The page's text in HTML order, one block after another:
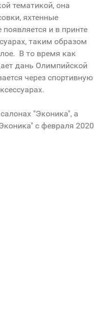
тематикой, она
яхтенные
и в принте
таким образом
В то время как
дань Олимпийской
через спортивную
"Эконика", а
с февраля 2020